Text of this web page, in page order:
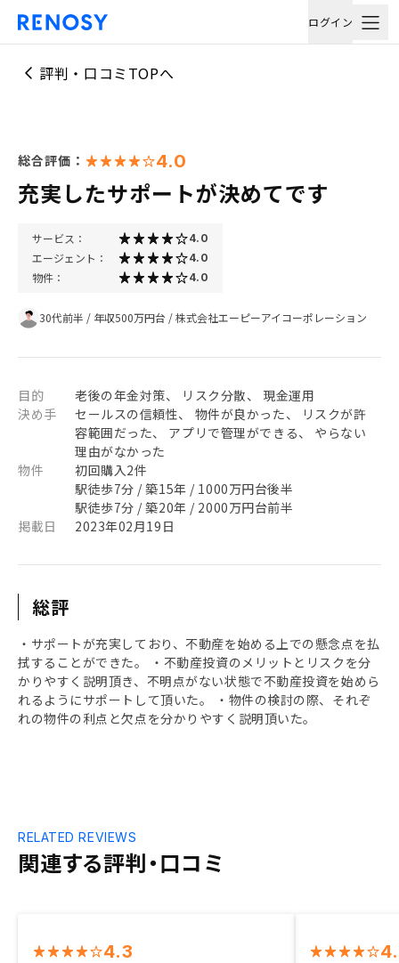
ログイン
評判・口コミTOPへ
総合評価： 4.0
充実したサポートが決めてです
サービス： 4.0
エージェント： 4.0
物件： 4.0
30代前半 / 年収500万円台 /株式会社エーピーアイコーポレーション
目的
老後の年金対策、 リスク分散、 現金運用
決め手
セールスの信頼性、 物件が良かった、 リスクが許
容範囲だった、 アプリで管理ができる、 やらない
理由がなかった
物件
初回購入2件
駅徒歩7分 / 築15年 / 1000万円台後半
駅徒歩7分 / 築20年 / 2000万円台前半
掲載日
2023年02月19日
総評
・サポートが充実しており、不動産を始める上での懸念点を払
拭することができた。 ・不動産投資のメリットとリスクを分
かりやすく説明頂き、不明点がない状態で不動産投資を始めら
れるようにサポートして頂いた。 ・物件の検討の際、それぞ
れの物件の利点と欠点を分かりやすく説明頂いた。
関連する評判・口コミ
RELATED REVIEWS
4.3